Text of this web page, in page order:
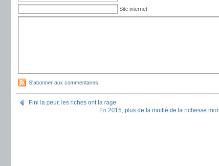
Site internet
S'abonner aux commentaires
Fini la peur, les riches ont la rage
En 2015, plus de la moitié de la richesse